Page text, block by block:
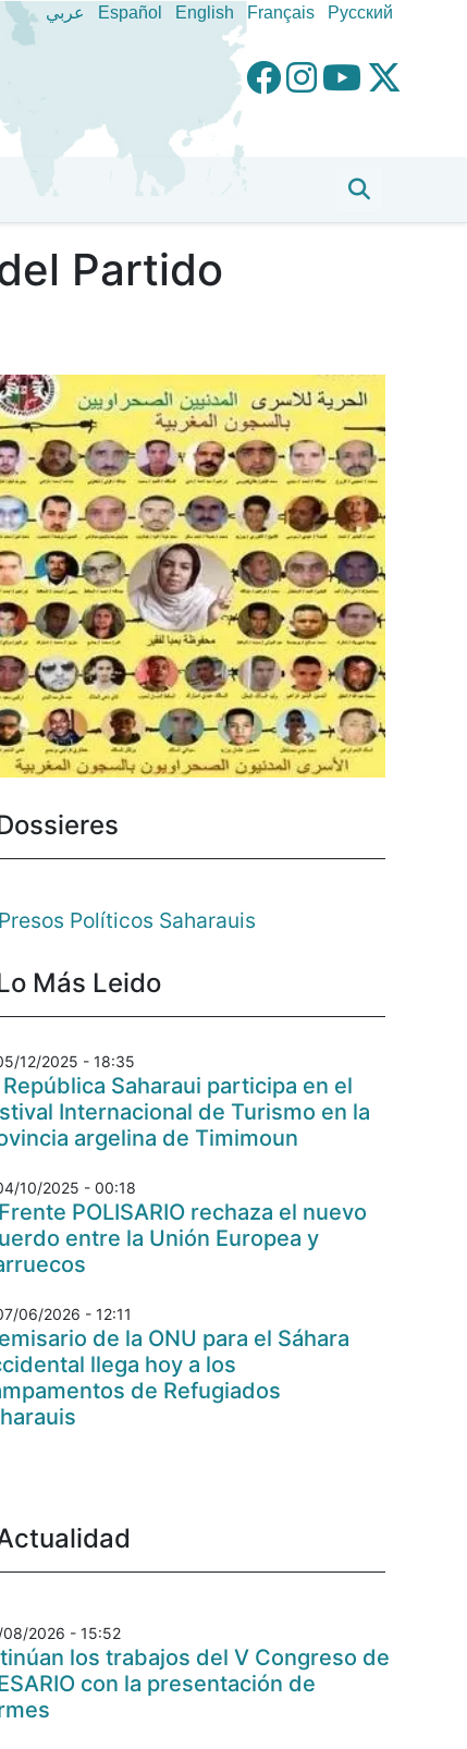
عربي Español English Français Pусский
Partido
Presos Políticos Saharauis
Más Leido
12/2025 - 18:35
República Saharaui participa en el
Internacional de Turismo en la
argelina de Timimoun
10/2025 - 00:18
POLISARIO rechaza el nuevo
entre la Unión Europea y
06/2026 - 12:11
de la ONU para el Sáhara
llega hoy a los
de Refugiados
2026 - 15:52
los trabajos del V Congreso de
con la presentación de